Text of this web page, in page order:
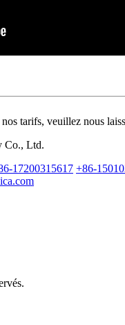
tarifs, veuillez nous
Co., Ltd.
17200315617 +86-